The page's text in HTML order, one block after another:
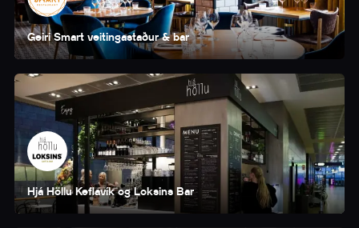
Geiri Smart veitingastaður & bar
Hjá Höllu Keflavík og Loksins Bar